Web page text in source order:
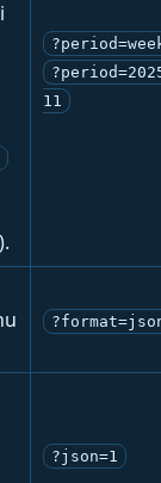
).
11
?json=1